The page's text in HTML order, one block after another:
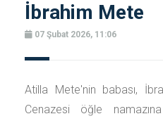
İbrahim Mete
07 Şubat 2026, 11:06
Atilla Mete'nin babası,
Cenazesi öğle